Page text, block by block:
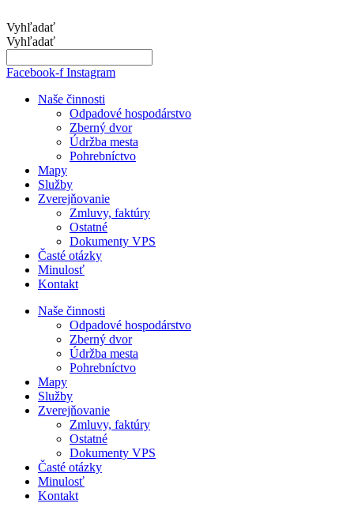
na
obsah
Vyhľadať
Vyhľadať
Facebook-f Instagram
Naše činnosti
Odpadové hospodárstvo
Zberný dvor
Údržba mesta
Pohrebníctvo
Mapy
Služby
Zverejňovanie
Zmluvy, faktúry
Ostatné
Dokumenty VPS
Časté otázky
Minulosť
Kontakt
Naše činnosti
Odpadové hospodárstvo
Zberný dvor
Údržba mesta
Pohrebníctvo
Mapy
Služby
Zverejňovanie
Zmluvy, faktúry
Ostatné
Dokumenty VPS
Časté otázky
Minulosť
Kontakt